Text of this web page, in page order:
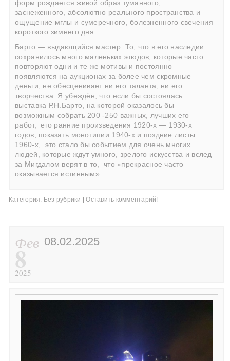
форм рождается живой образ туманного,
заснеженного, абсолютно реального пространства и
ощущение мглы и сумеречного, болезненного свечения
короткого зимнего дня.
Барто — выдающийся мастер. То, что в его наследии
сохранилось много маленьких этюдов, которые часто
повторяют одни и те же мотивы и постоянно
появляются на аукционах за более чем скромные
деньги, не обесценивает ни его таланта, ни его
творчества. Я убеждён, что если бы состоялась
выставка Р.Н.Барто, на которой оказалось бы
возможным собрать 200 -250 важных, лучших его
работ,
его ранние произведения 1920-х — 1930-х
годов, показать монотипии 1940-х и поздние листы
1960-х,
это стало бы событием для очень многих
людей, которые ждут умного, зрелого искусства и вслед
за Мигдалом верят в то,
что «прекрасное часто
оказывается истинным».
Категория: Без рубрики | Оставить комментарий!
Фев
8
2025
08.02.2025